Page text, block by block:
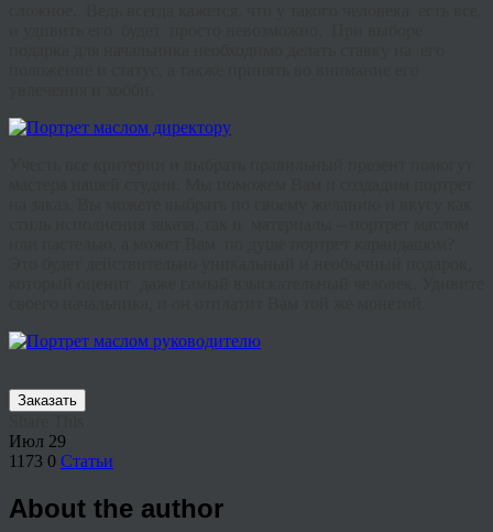
Заказать
Июл 29
1173 0 Статьи
About the author